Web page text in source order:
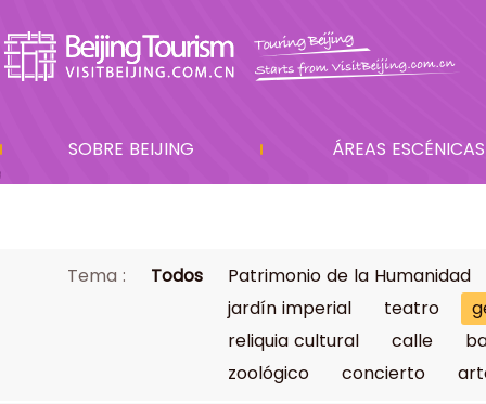
SOBRE BEIJING ÁREAS ESCÉNICAS
Tema : Todos
Patrimonio de la Humanidad
jardín imperial
teatro
reliquia cultural
calle
zoológico
concierto